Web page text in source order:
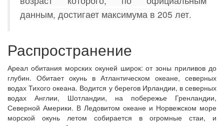
данным, достигает максимума в 205 лет.
Распространение
Ареал обитания морских окуней широк: от зоны приливов до
глубин. Обитает окунь в Атлантическом океане, северных
водах Тихого океана. Водится у берегов Ирландии, в северных
водах Англии, Шотландии, на побережье Гренландии,
Северной Америки. В Ледовитом океане и Норвежском море
морской окунь летом собирается в огромные стаи, и